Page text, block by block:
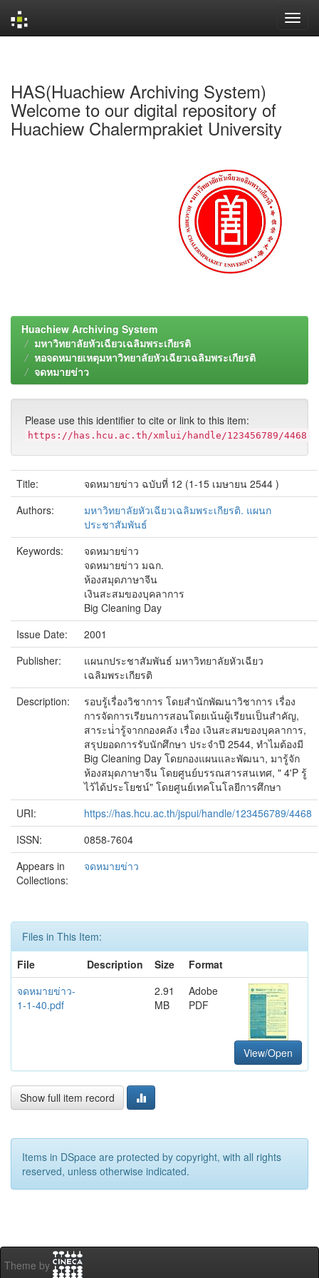
HAS(Huachiew Archiving System)
Welcome to our digital repository of
Huachiew Chalermprakiet University
Huachiew Archiving System
มหาวิทยาลัยหัวเฉียวเฉลิมพระเกียรติ
หอจดหมายเหตุมหาวิทยาลัยหัวเฉียวเฉลิมพระเกียรติ
จดหมายข่าว
Please use this identifier to cite or link to this item:
https://has.hcu.ac.th/xmlui/handle/123456789/4468
Title:
จดหมายข่าว ฉบับที่ 12 (1-15 เมษายน 2544 )
Authors:
มหาวิทยาลัยหัวเฉียวเฉลิมพระเกียรติ. แผนก
ประชาสัมพันธ์
Keywords:
จดหมายข่าว
จดหมายข่าว มฉก.
ห้องสมุดภาษาจีน
เงินสะสมของบุคลาการ
Big Cleaning Day
Issue Date:
2001
Publisher:
แผนกประชาสัมพันธ์ มหาวิทยาลัยหัวเฉียว
เฉลิมพระเกียรติ
Description:
รอบรู้เรื่องวิชาการ โดยสำนักพัฒนาวิชาการ เรื่อง
การจัดการเรียนการสอนโดยเน้นผู้เรียนเป็นสำคัญ,
สาระน่่ารู้จากกองคลัง เรื่อง เงินสะสมของบุคลาการ,
สรุปยอดการรับนักศึกษา ประจำปี 2544, ทำไมต้องมี
Big Cleaning Day โดยกองแผนและพัฒนา, มารู้จัก
ห้องสมุดภาษาจีน โดยศูนย์บรรณสารสนเทศ, " 4'P รู้
ไว้ได้ประโยชน์" โดยศูนย์เทคโนโลยีการศึกษา
URI:
https://has.hcu.ac.th/jspui/handle/123456789/4468
ISSN:
0858-7604
Appears in
Collections:
จดหมายข่าว
Files in This Item:
File
Description Size
Format
จดหมายข่าว-
1-1-40.pdf
2.91
MB
Adobe
PDF
View/Open
Show full item record
Items in DSpace are protected by copyright, with all rights
reserved, unless otherwise indicated.
Theme by